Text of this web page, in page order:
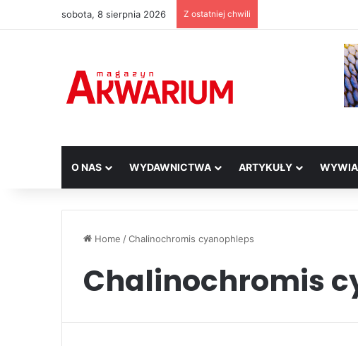
sobota, 8 sierpnia 2026 Z ostatniej chwili
O NAS WYDAWNICTWA ARTYKUŁY
Home /Chalinochromis cyanophleps
Chalinochromis